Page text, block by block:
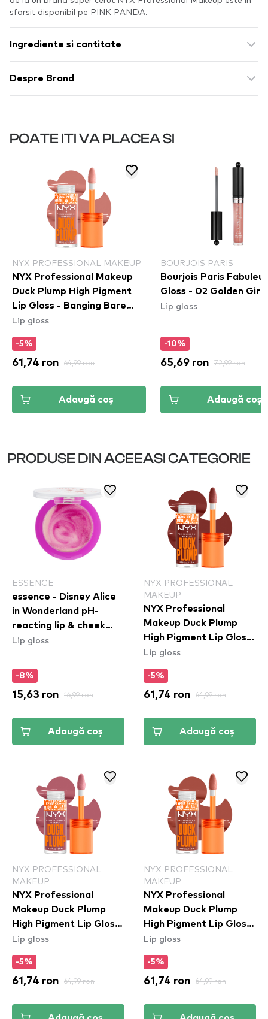
sfarsit disponibil pe PINK PANDA.
Ingrediente si cantitate
Despre Brand
POATE ITI VA PLACEA SI
NYX PROFESSIONAL MAKEUP
NYX Professional Makeup
Duck Plump High Pigment
Lip Gloss - Banging Bare
(DPLL02)
Lip gloss
-5%
61,74 ron 64,99 ron
Adaugă coș
BOURJOIS PARIS
Bourjois Paris
Gloss - 02 Golden Girl
Lip gloss
-10%
65,69 ron 72,99 ron
Adaugă coș
PRODUSE DIN ACEEASI CATEGORIE
ESSENCE
essence - Disney Alice
in Wonderland pH-
reacting lip & cheek
balm 01
Lip gloss
-8%
15,63 ron 16,99 ron
Adaugă coș
NYX PROFESSIONAL
MAKEUP
NYX Professional
Makeup Duck Plump
High Pigment Lip Gloss
- Wine Not (DPLL16)
Lip gloss
-5%
61,74 ron 64,99 ron
Adaugă coș
NYX PROFESSIONAL
MAKEUP
NYX Professional
Makeup Duck Plump
High Pigment Lip Gloss
- Lilac On Lock
Lip gloss
-5%
61,74 ron 64,99 ron
NYX PROFESSIONAL
MAKEUP
NYX Professional
Makeup Duck Plump
High Pigment Lip Gloss
- Brown Of Applause
Lip gloss
-5%
61,74 ron 64,99 ron